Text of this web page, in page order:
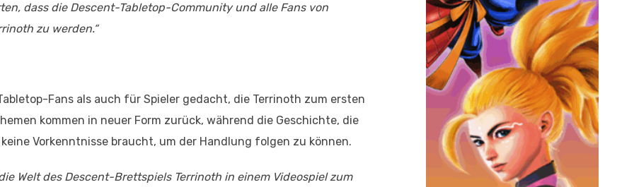
dass die Descent-Tabletop-Community und alle Fans von
zu werden.“
Fans als auch für Spieler gedacht, die Terrinoth zum ersten
kommen in neuer Form zurück, während die Geschichte, die
Vorkenntnisse braucht, um der Handlung folgen zu können.
Welt des Descent-Brettspiels Terrinoth in einem Videospiel zum